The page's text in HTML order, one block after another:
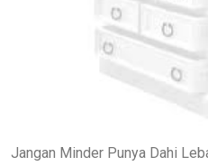
Jangan Minder Punya Dahi